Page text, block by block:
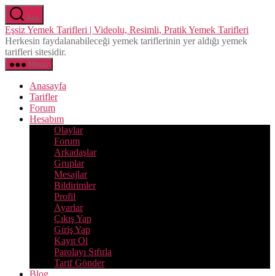
İçeriğe
atla
Ara
Eşsiz Yemek Tarifleri | Videolu, Resimli, Pratik Yemek Tarifleri
Herkesin faydalanabileceği yemek tariflerinin yer aldığı yemek
tarifleri sitesidir.
Menü
Anasayfa
Tarifler
Forum
Hesabım
Olaylar
Forum
Arkadaşlar
Gruplar
Mesajlar
Bildirimler
Profil
Ayarlar
Çıkış Yap
Giriş Yap
Kayıt Ol
Parolayı Sıfırla
Tarif Gönder
Blog